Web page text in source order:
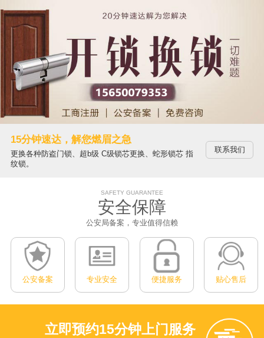
15分钟速达，解您燃眉之急
更换各种防盗门锁、超b级 C级锁芯更换、蛇形锁芯 指
纹锁。
联系我们
SAFETY GUARANTEE
安全保障
公安局备案，专业值得信赖
公安备案 专业安全 便捷服务 贴心售后
立即预约15分钟上门服务